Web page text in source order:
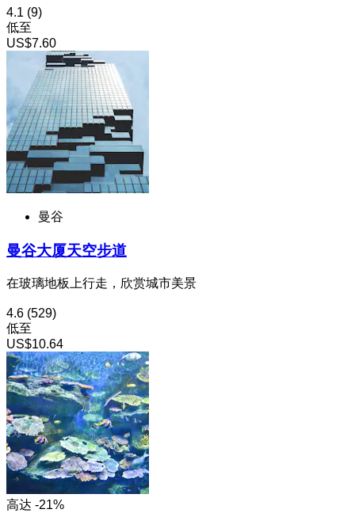
4.1 (9)
低至
US$7.60
曼谷
曼谷大厦天空步道
在玻璃地板上行走，欣赏城市美景
4.6 (529)
低至
US$10.64
高达 -21%